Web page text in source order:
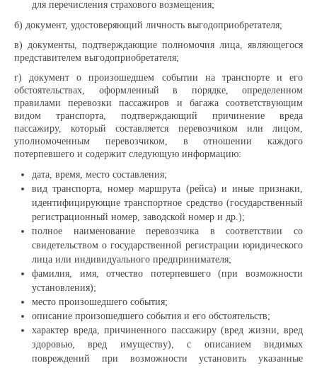
Аукционы на право собственности
Пресс-служба
Новости
Корпоративная газета
Услуги
Расценки на услуги предприятия
Социальное такси
для перечисления страхового возмещения;
б) документ, удостоверяющий личность выгодоприобретателя;
в) документы, подтверждающие полномочия лица, являющегося
представителем выгодоприобретателя;
г) документ о произошедшем событии на транспорте и его
обстоятельствах, оформленный в порядке, определенном
правилами перевозки пассажиров и багажа соответствующим
видом транспорта, подтверждающий причинение вреда
пассажиру, который составляется перевозчиком или лицом,
уполномоченным перевозчиком, в отношении каждого
потерпевшего и содержит следующую информацию:
дата, время, место составления;
вид транспорта, номер маршрута (рейса) и иные признаки,
идентифицирующие транспортное средство (государственный
регистрационный номер, заводской номер и др.);
полное наименование перевозчика в соответствии со
свидетельством о государственной регистрации юридического
лица или индивидуального предпринимателя;
фамилия, имя, отчество потерпевшего (при возможности
установления);
место произошедшего события;
описание произошедшего события и его обстоятельств;
характер вреда, причиненного пассажиру (вред жизни, вред
здоровью, вред имуществу), с описанием видимых
повреждений при возможности установить указанные